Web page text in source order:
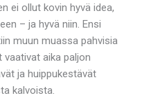
ei ollut kovin hyvä idea,
– ja hyvä niin. Ensi
muun muassa pahvisia
aika paljon
ja huippukestävät
kalvoista.